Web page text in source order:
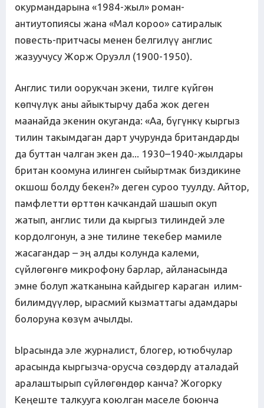
окурмандарына «1984-жыл» роман-
антиутопиясы жана «Мал короо» сатиралык
повесть-притчасы менен белгилүү англис
жазуучусу Жорж Оруэлл (1900-1950).
Англис тили оорукчан экени, тилге күйгөн
көпчүлүк аны айыктырчу даба жок деген
маанайда экенин окуганда: «Аа, бүгүнкү кыргыз
тилин такымдаган дарт учурунда британдарды
да буттан чалган экен да... 1930–1940-жылдары
британ коомуна илинген сыйыртмак биздикине
окшош болду бекен?» деген суроо туулду. Айтор,
памфлетти өрттөн качкандай шашып окуп
жатып, англис тили да кыргыз тилиндей эле
кордолгонун, а эне тилине текебер мамиле
жасагандар – эң алды колунда калеми,
сүйлөгөнгө микрофону барлар, айланасында
эмне болуп жатканына кайдыгер караган илим-
билимдүүлөр, ырасмий кызматтагы адамдары
болоруна көзүм ачылды.
Ырасында эле журналист, блогер, ютюбчулар
арасында кыргызча-орусча сөздөрдү аталадай
аралаштырып сүйлөгөндөр канча? Жогорку
Кеңеште талкууга коюлган маселе боюнча